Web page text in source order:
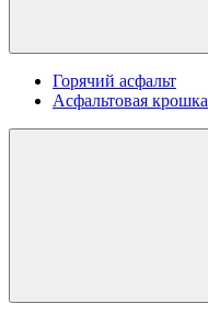
Горячий асфальт
Асфальтовая крошка